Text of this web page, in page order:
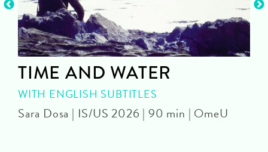
TIME AND WATER
WITH ENGLISH SUBTITLES
Sara Dosa | IS/US 2026 | 90 min | OmeU